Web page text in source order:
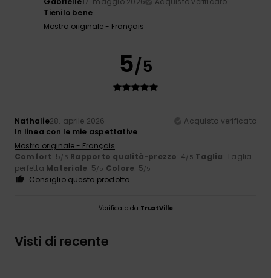
Tienilo bene
Mostra originale - Français
5/5
Nathalie28. aprile 2026
Acquisto verificato
In linea con le mie aspettative
Mostra originale - Français
Comfort: 5/5 Rapporto qualità-prezzo: 4/5 Taglia: Taglia
perfetta Materiale: 5/5 Colore: 5/5
Consiglio questo prodotto
Verificato da TrustVille
Visti di recente